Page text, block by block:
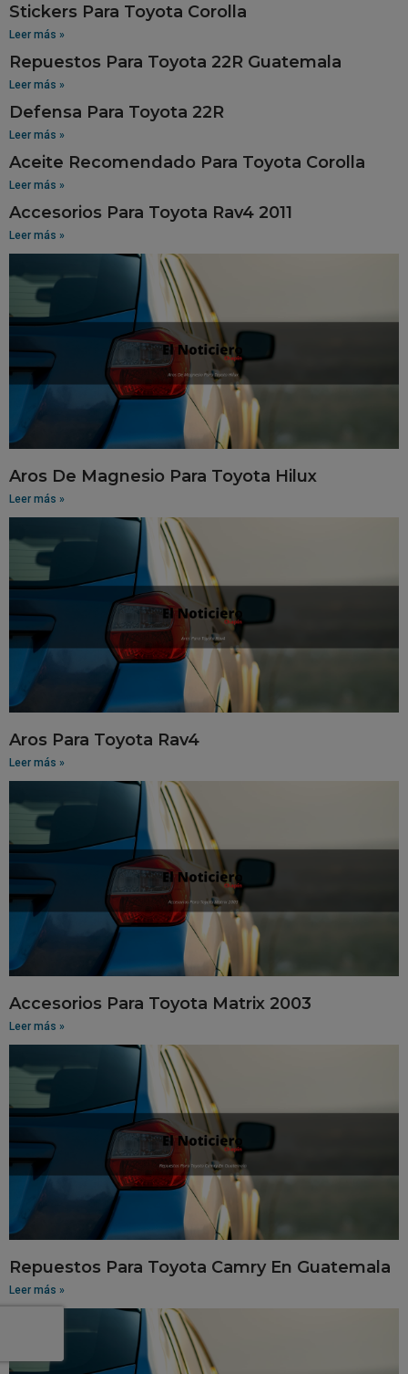
Stickers Para Toyota Corolla
Leer más »
Repuestos Para Toyota 22R Guatemala
Leer más »
Defensa Para Toyota 22R
Leer más »
Aceite Recomendado Para Toyota Corolla
Leer más »
Accesorios Para Toyota Rav4 2011
Leer más »
Aros De Magnesio Para Toyota Hilux
Leer más »
Aros Para Toyota Rav4
Leer más »
Accesorios Para Toyota Matrix 2003
Leer más »
Repuestos Para Toyota Camry En Guatemala
Leer más »